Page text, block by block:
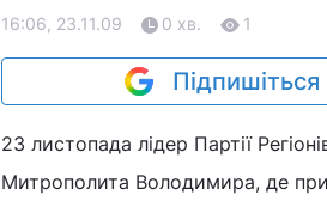
16:06, 23.11.09 0 хв. 1
23 листопада лідер Партії
Митрополита Володимира, де